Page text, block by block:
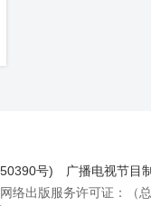
号)
广播电视节目
版服务许可证：（总